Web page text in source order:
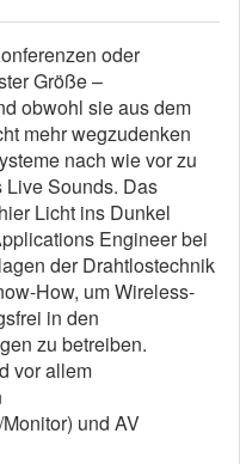
oder
Größe –
obwohl sie aus dem
mehr wegzudenken
nach wie vor zu
Sounds. Das
Licht ins Dunkel
Engineer bei
der Drahtlostechnik
How, um Wireless-
in den
zu betreiben.
vor allem
und AV